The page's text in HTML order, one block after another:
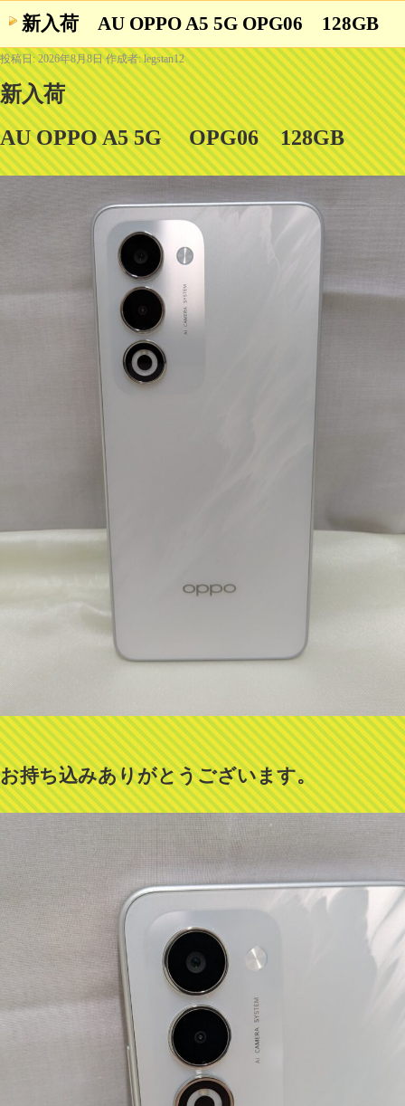
新入荷 AU OPPO A5 5G OPG06 128GB
投稿日: 2026年8月8日 作成者: legstan12
新入荷
AU OPPO A5 5GOPG06 128GB
お持ち込みありがとうございます。